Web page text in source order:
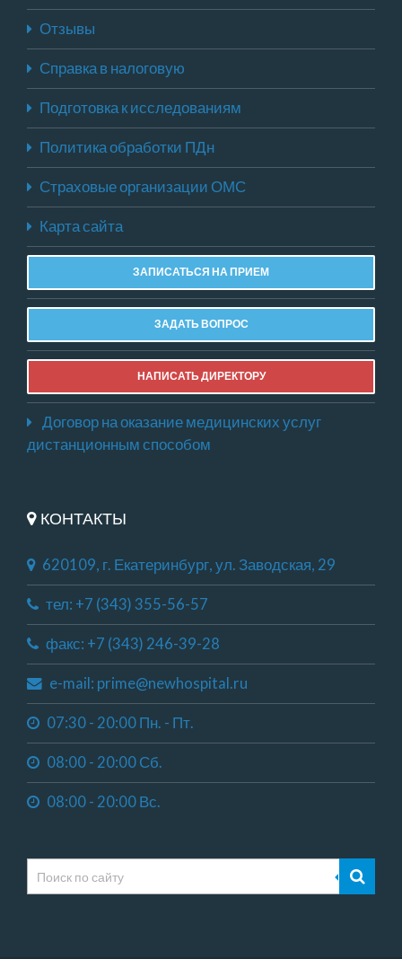
Отзывы
Справка в налоговую
Подготовка к исследованиям
Политика обработки ПДн
Страховые организации ОМС
Карта сайта
ЗАПИСАТЬСЯ НА ПРИЕМ
ЗАДАТЬ ВОПРОС
НАПИСАТЬ ДИРЕКТОРУ
Договор на оказание медицинских услуг
дистанционным способом
КОНТАКТЫ
620109, г. Екатеринбург, ул. Заводская, 29
тел: +7 (343) 355-56-57
факс: +7 (343) 246-39-28
e-mail: prime@newhospital.ru
07:30 - 20:00 Пн. - Пт.
08:00 - 20:00 Сб.
08:00 - 20:00 Вс.